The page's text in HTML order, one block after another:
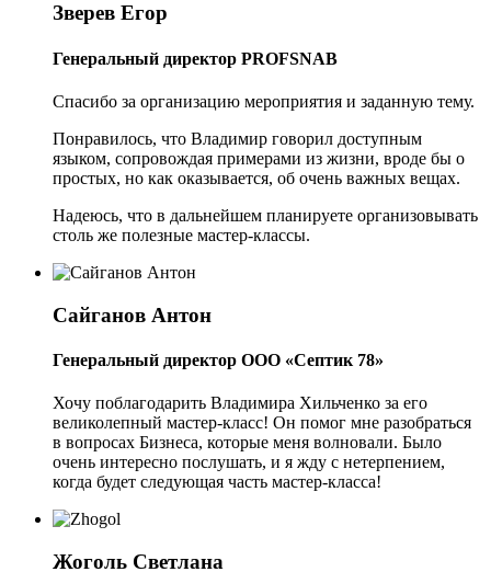
Зверев Егор
Генеральный директор PROFSNAB
Спасибо за организацию мероприятия и заданную тему.
Понравилось, что Владимир говорил доступным
языком, сопровождая примерами из жизни, вроде бы о
простых, но как оказывается, об очень важных вещах.
Надеюсь, что в дальнейшем планируете организовывать
столь же полезные мастер-классы.
Сайганов Антон
Генеральный директор ООО «Септик 78»
Хочу поблагодарить Владимира Хильченко за его
великолепный мастер-класс! Он помог мне разобраться
в вопросах Бизнеса, которые меня волновали. Было
очень интересно послушать, и я жду с нетерпением,
когда будет следующая часть мастер-класса!
Жоголь Светлана